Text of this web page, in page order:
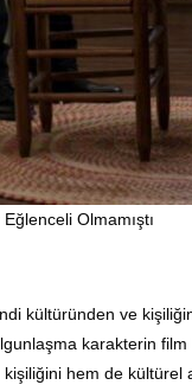
Olmamıştı
kültüründen ve
karakterin
hem de